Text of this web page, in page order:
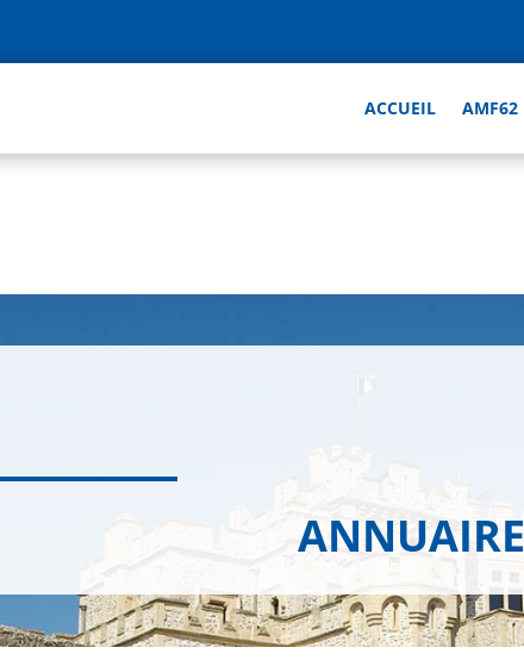
ACCUEIL AMF62
ANNUAIRE